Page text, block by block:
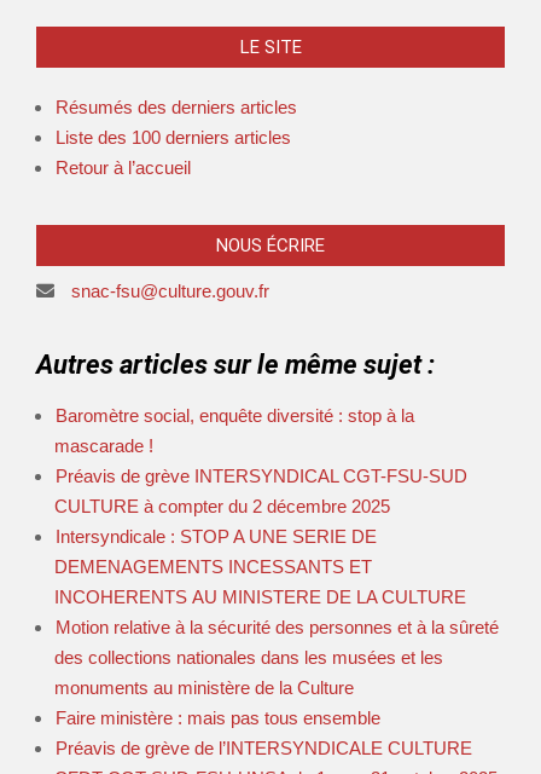
LE SITE
Résumés des derniers articles
Liste des 100 derniers articles
Retour à l’accueil
NOUS ÉCRIRE
snac-fsu@culture.gouv.fr
Autres articles sur le même sujet :
Baromètre social, enquête diversité : stop à la
mascarade !
Préavis de grève INTERSYNDICAL CGT-FSU-SUD
CULTURE à compter du 2 décembre 2025
Intersyndicale : STOP A UNE SERIE DE
DEMENAGEMENTS INCESSANTS ET
INCOHERENTS AU MINISTERE DE LA CULTURE
Motion relative à la sécurité des personnes et à la sûreté
des collections nationales dans les musées et les
monuments au ministère de la Culture
Faire ministère : mais pas tous ensemble
Préavis de grève de l’INTERSYNDICALE CULTURE